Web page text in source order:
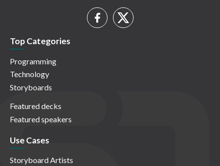
Top Categories
Programming
Technology
Storyboards
Featured decks
Featured speakers
Use Cases
Storyboard Artists